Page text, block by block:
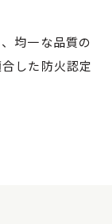
均一な品質の
した防火認定